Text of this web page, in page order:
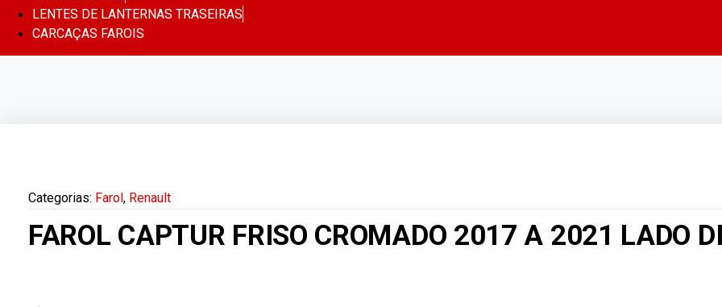
LENTES DE LANTERNAS TRASEIRAS
CARCAÇAS FAROIS
Categorias: Farol, Renault
FAROL CAPTUR FRISO CROMADO 2017 A 2021 LADO